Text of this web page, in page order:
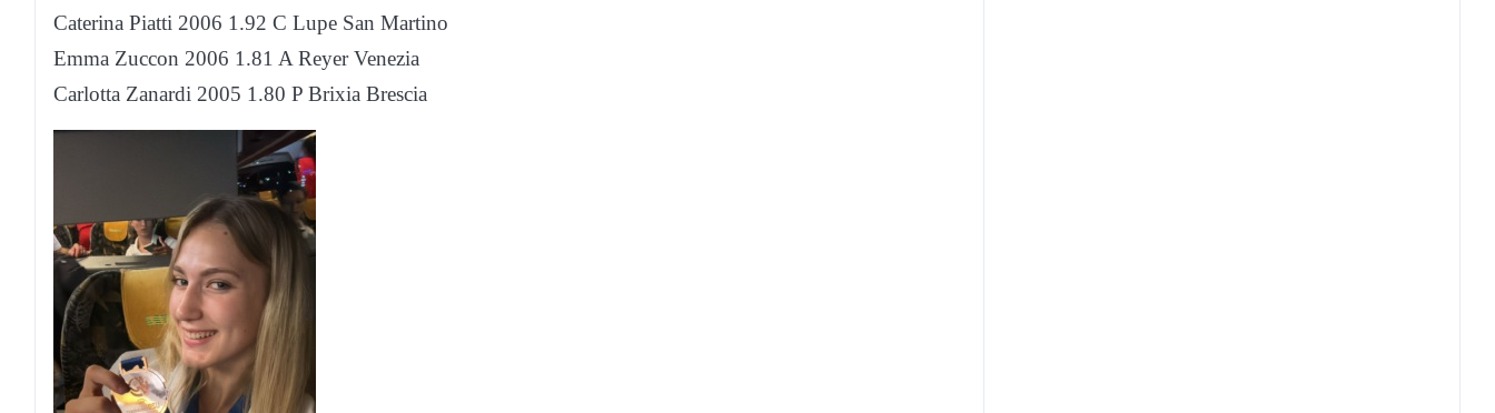
Caterina Piatti 2006 1.92 C Lupe San Martino
Emma Zuccon 2006 1.81 A Reyer Venezia
Carlotta Zanardi 2005 1.80 P Brixia Brescia